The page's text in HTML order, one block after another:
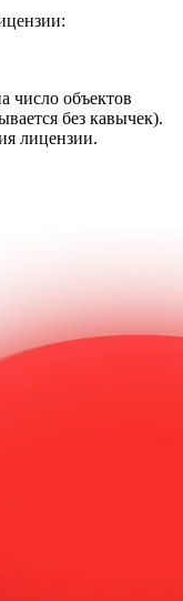
число объектов
без кавычек).
лицензии.